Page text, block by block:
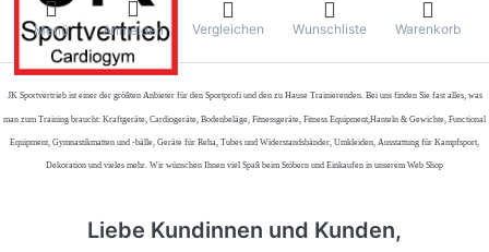
Menü Anmelden Vergleichen Wunschliste Warenkorb
JK Sportvertrieb ist einer der größten Anbieter für den Sportprofi und den zu Hause Trainierenden. Bei uns finden Sie fast alles, was
man zum Training braucht: Kraftgeräte, Cardiogeräte, Bodenbeläge, Fitnessgeräte, Fitness Equipment,Hanteln & Gewichte, Functional
Equipment, Gymnastikmatten und -bälle, Geräte für Reha, Tubes und Widerstandsbänder, Umkleiden, Ausstattung für Kampfsport,
Dekoration und vieles mehr. Wir wünschen Ihnen viel Spaß beim Stöbern und Einkaufen in unserem Web Shop
Liebe Kundinnen und Kunden,